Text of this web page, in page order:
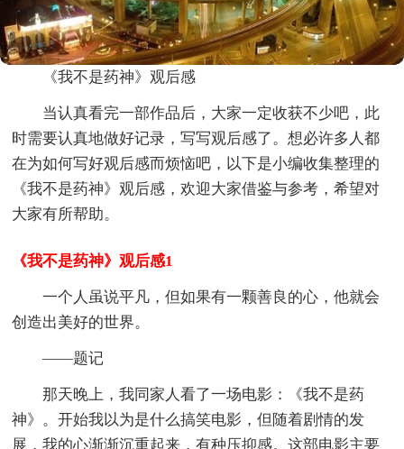
《我不是药神》观后感
当认真看完一部作品后，大家一定收获不少吧，此
时需要认真地做好记录，写写观后感了。想必许多人都
在为如何写好观后感而烦恼吧，以下是小编收集整理的
《我不是药神》观后感，欢迎大家借鉴与参考，希望对
大家有所帮助。
《我不是药神》观后感1
一个人虽说平凡，但如果有一颗善良的心，他就会
创造出美好的世界。
——题记
那天晚上，我同家人看了一场电影：《我不是药
神》。开始我以为是什么搞笑电影，但随着剧情的发
展，我的心渐渐沉重起来，有种压抑感。这部电影主要